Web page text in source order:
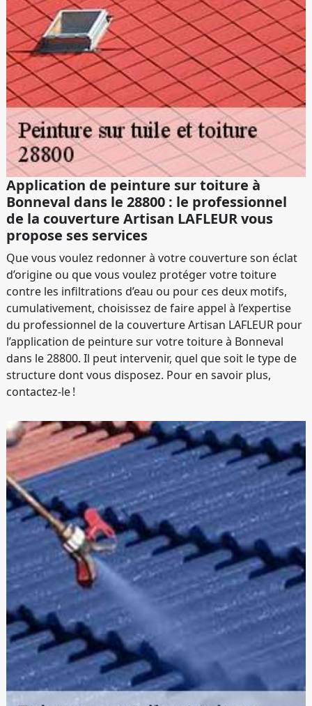
Application de peinture sur toiture à
Bonneval dans le 28800 : le professionnel
de la couverture Artisan LAFLEUR vous
propose ses services
Que vous voulez redonner à votre couverture son éclat
d’origine ou que vous voulez protéger votre toiture
contre les infiltrations d’eau ou pour ces deux motifs,
cumulativement, choisissez de faire appel à l’expertise
du professionnel de la couverture Artisan LAFLEUR pour
l’application de peinture sur votre toiture à Bonneval
dans le 28800. Il peut intervenir, quel que soit le type de
structure dont vous disposez. Pour en savoir plus,
contactez-le !